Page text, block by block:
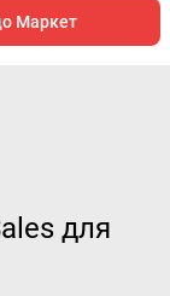
Маркет
для